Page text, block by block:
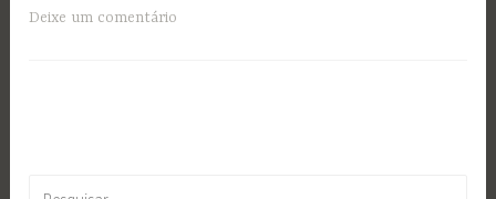
Deixe um comentário